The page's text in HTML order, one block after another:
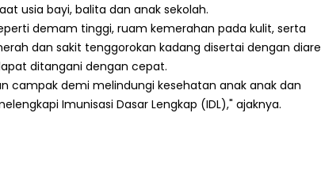
usia bayi, balita dan anak sekolah.
demam tinggi, ruam kemerahan pada kulit, serta
dan sakit tenggorokan kadang disertai dengan diare
ditangani dengan cepat.
campak demi melindungi kesehatan anak anak dan
Imunisasi Dasar Lengkap (IDL)," ajaknya.